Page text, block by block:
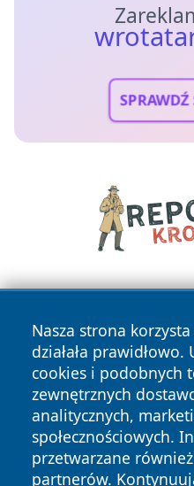
SPRAWDŹ
Nasza strona
działała
cookies i podobnych
zewnętrznych
analitycznych,
społecznościowych.
przetwarzane
partnerów.
Copyright © 2026
zastrzeżone.
Polityka